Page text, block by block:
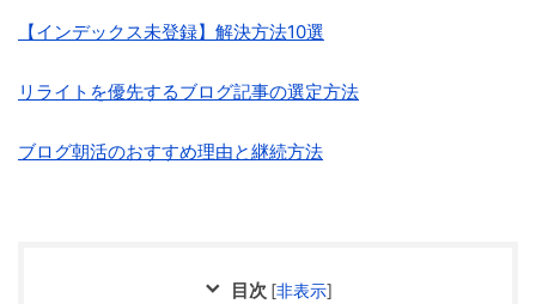
【インデックス未登録】解決方法10選
リライトを優先するブログ記事の選定方法
ブログ朝活のおすすめ理由と継続方法
目次 [非表示]